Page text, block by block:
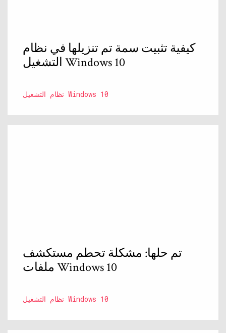
كيفية تثبيت سمة تم تنزيلها في نظام
التشغيل Windows 10
نظام التشغيل Windows 10
تم حلها: مشكلة تحطم مستكشف
ملفات Windows 10
نظام التشغيل Windows 10